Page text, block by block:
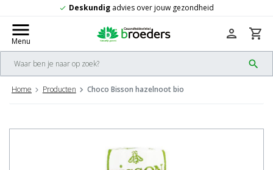
jouw gezondheid check Gratis
menu
Menu
search
person shopping_cart
Home Producten Choco Bisson hazelnoot bio